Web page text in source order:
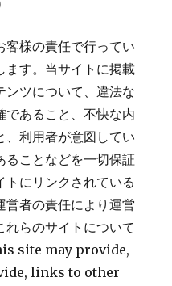
客様の責任で行ってい
ます。当サイトに掲載
ンツについて、違法な
であること、不快な内
、利用者が意図してい
ることなどを一切保証
トにリンクされている
営者の責任により運営
れらのサイトについて
site may provide,
links to other